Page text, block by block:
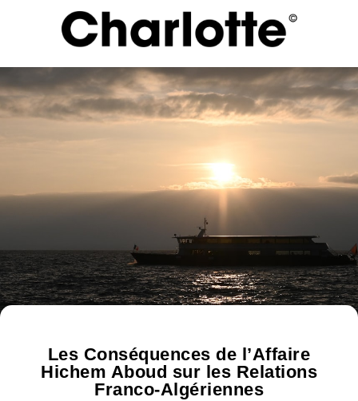
Les Conséquences de l’Affaire
Hichem Aboud sur les Relations
Franco-Algériennes